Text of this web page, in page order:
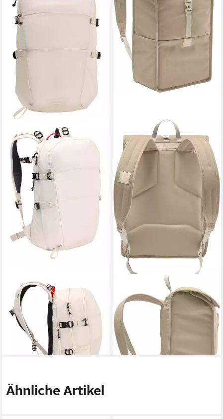
VAUDE
Wanderrucksack Elope 18+4
132,00 €
UVP150,00 €
-12%
lieferbar - in 2-3 Werktagen bei dir
Freizeitrucksack Coreway
Rolltop
lieferbar - in 6-8 Werktagen bei dir
Ähnliche Artikel